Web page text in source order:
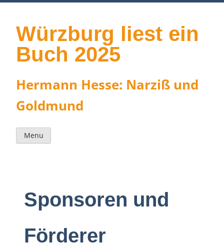
Skip
Würzburg liest ein
Buch 2025
Hermann Hesse: Narziß und
Goldmund
Menu
Sponsoren und
Förderer